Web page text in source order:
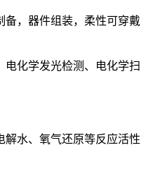
备，器件组装，柔性可穿戴
电化学发光检测、电化学扫
解水、氧气还原等反应活性